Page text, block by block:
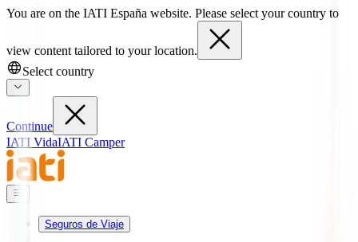
You are on the IATI España website. Please select your country to
view content tailored to your location.
Select country
Continue
IATI VidaIATI Camper
Seguros de Viaje